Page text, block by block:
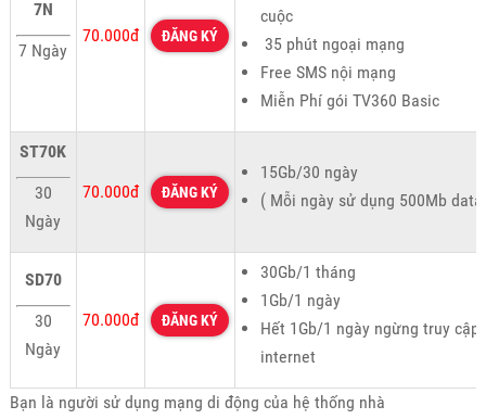
7N
7 Ngày
70.000đ ĐĂNG KÝ
cuộc
35 phút ngoại mạng
Free SMS nội mạng
Miễn Phí gói TV360 Basic
ST70K
30
Ngày
70.000đ ĐĂNG KÝ
15Gb/30 ngày
( Mỗi ngày sử dụng 500Mb
SD70
30
Ngày
70.000đ ĐĂNG KÝ
30Gb/1 tháng
1Gb/1 ngày
Hết 1Gb/1 ngày ngừng truy cập
internet
Bạn là người sử dụng mạng di động của hệ thống nhà